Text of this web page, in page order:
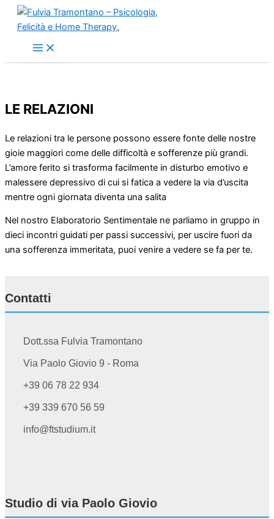
LE RELAZIONI
Le relazioni tra le persone possono essere fonte delle nostre
gioie maggiori come delle difficoltà e sofferenze più grandi.
L’amore ferito si trasforma facilmente in disturbo emotivo e
malessere depressivo di cui si fatica a vedere la via d’uscita
mentre ogni giornata diventa una salita
Nel nostro Elaboratorio Sentimentale ne parliamo in gruppo in
dieci incontri guidati per passi successivi, per uscire fuori da
una sofferenza immeritata, puoi venire a vedere se fa per te.
Contatti
Dott.ssa Fulvia Tramontano
Via Paolo Giovio 9 - Roma
+39 06 78 22 934
+39 339 670 56 59
info@ftstudium.it
Studio di via Paolo Giovio